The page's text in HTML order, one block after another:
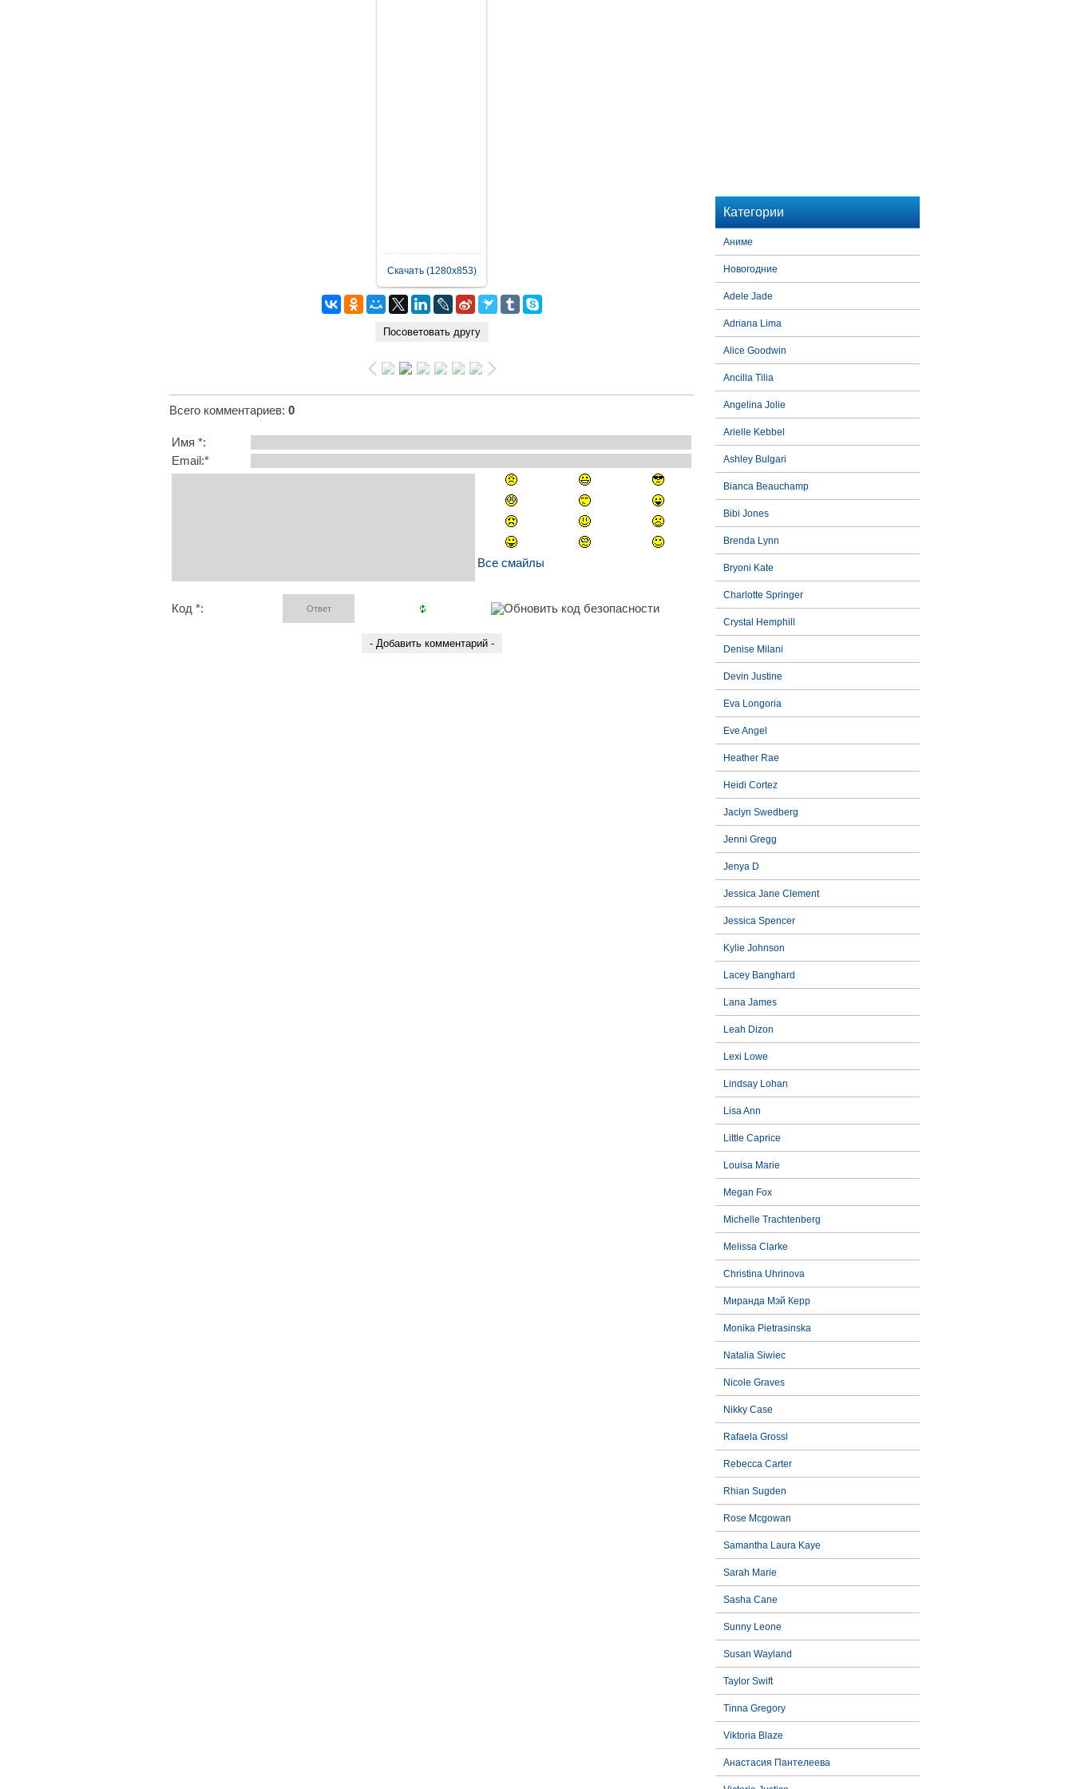
Скачать (1280x853)
Всего комментариев: 0
Имя *:
Email:*
Все смайлы
Код *:
Категории
Аниме
Новогодние
Adele Jade
Adriana Lima
Alice Goodwin
Ancilla Tilia
Angelina Jolie
Arielle Kebbel
Ashley Bulgari
Bianca Beauchamp
Bibi Jones
Brenda Lynn
Bryoni Kate
Charlotte Springer
Crystal Hemphill
Denise Milani
Devin Justine
Eva Longoria
Eve Angel
Heather Rae
Heidi Cortez
Jaclyn Swedberg
Jenni Gregg
Jenya D
Jessica Jane Clement
Jessica Spencer
Kylie Johnson
Lacey Banghard
Lana James
Leah Dizon
Lexi Lowe
Lindsay Lohan
Lisa Ann
Little Caprice
Louisa Marie
Megan Fox
Michelle Trachtenberg
Melissa Clarke
Christina Uhrinova
Миранда Мэй Керр
Monika Pietrasinska
Natalia Siwiec
Nicole Graves
Nikky Case
Rafaela Grossl
Rebecca Carter
Rhian Sugden
Rose Mcgowan
Samantha Laura Kaye
Sarah Marie
Sasha Cane
Sunny Leone
Susan Wayland
Taylor Swift
Tinna Gregory
Viktoria Blaze
Анастасия Пантелеева